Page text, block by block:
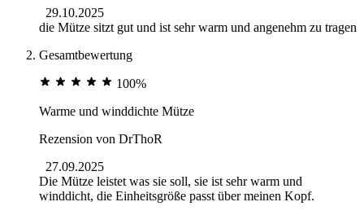
29.10.2025
die Mütze sitzt gut und ist sehr warm und angenehm zu tragen
Gesamtbewertung
100%
Warme und winddichte Mütze
Rezension von DrThoR
27.09.2025
Die Mütze leistet was sie soll, sie ist sehr warm und
winddicht, die Einheitsgröße passt über meinen Kopf.